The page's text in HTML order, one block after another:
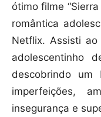
ótimo filme
romântica
Netflix. Assisti
adolescentinho
descobrindo
imperfeições,
insegurança e